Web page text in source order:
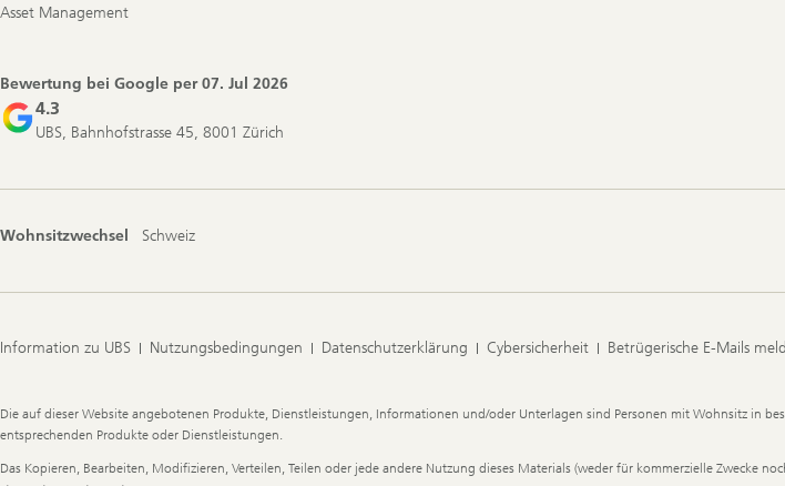
Asset Management
Bewertung bei Google per07. Jul 2026
4.3
UBS, Bahnhofstrasse 45, 8001 Zürich
Wohnsitzwechsel Schweiz
Information zu UBS Nutzungsbedingungen Datenschutzerklärung Cybersicherheit Betrügerische E-Mails
Legal
Information
Die auf dieser Website angebotenen Produkte, Dienstleistungen, Informationen und/oder Unterlagen sind Personen mit Wohnsitz in
entsprechenden Produkte oder Dienstleistungen.
Das Kopieren, Bearbeiten, Modifizieren, Verteilen, Teilen oder jede andere Nutzung dieses Materials (weder für kommerzielle Zwecke